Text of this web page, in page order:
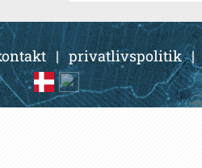
| privatlivspolitik|